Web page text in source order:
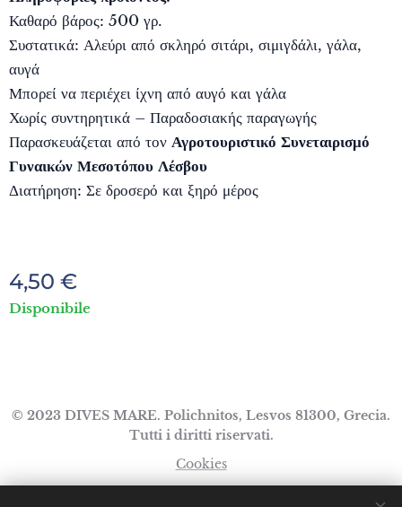
Καθαρό βάρος: 500 γρ.
Συστατικά: Αλεύρι από σκληρό σιτάρι, σιμιγδάλι, γάλα,
αυγά
Μπορεί να περιέχει ίχνη από αυγό και γάλα
Χωρίς συντηρητικά – Παραδοσιακής παραγωγής
Παρασκευάζεται από τον Αγροτουριστικό Συνεταιρισμό
Γυναικών Μεσοτόπου Λέσβου
Διατήρηση: Σε δροσερό και ξηρό μέρος
4,50 €
Disponibile
© 2023 DIVES MARE. Polichnitos, Lesvos 81300, Grecia.
Tutti i diritti riservati.
Cookies